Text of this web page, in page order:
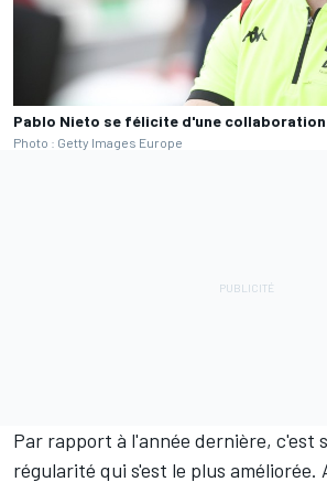
Pablo Nieto se félicite d'une
Photo : Getty Images Europe
Par rapport à l'année dernière, c'est
régularité qui s'est le plus améliorée.